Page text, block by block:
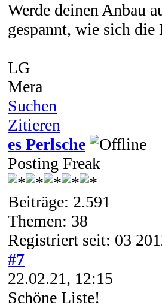
Werde deinen Anbau
gespannt, wie sich
LG
Mera
Suchen
Zitieren
es Perlsche
Posting Freak
Beiträge: 2.591
Themen: 38
Registriert seit: 03
#7
22.02.21, 12:15
Schöne Liste!